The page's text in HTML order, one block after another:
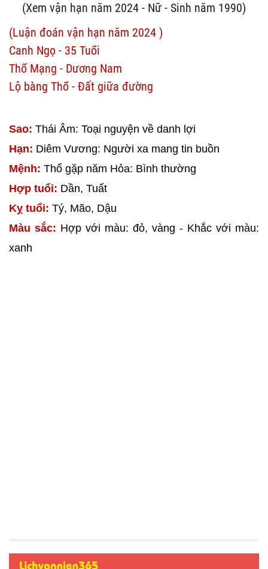
(Xem vận hạn năm 2024 - Nữ - Sinh năm 1990)
(Luận đoán vận hạn năm 2024 )
Canh Ngọ - 35 Tuổi
Thổ Mạng - Dương Nam
Lộ bàng Thổ - Đất giữa đường
Sao: Thái Âm: Toại nguyện về danh lợi
Hạn: Diêm Vương: Người xa mang tin buồn
Mệnh: Thổ gặp năm Hỏa: Bình thường
Hợp tuổi: Dần, Tuất
Kỵ tuổi: Tý, Mão, Dậu
Màu sắc: Hợp với màu: đỏ, vàng - Khắc với màu:
xanh